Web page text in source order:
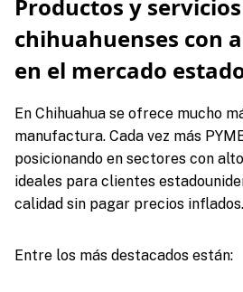
Productos y servicios
chihuahuenses con
en el mercado
En Chihuahua se ofrece mucho
manufactura. Cada vez más
posicionando en sectores con
ideales para clientes
calidad sin pagar precios inflados.
Entre los más destacados están: